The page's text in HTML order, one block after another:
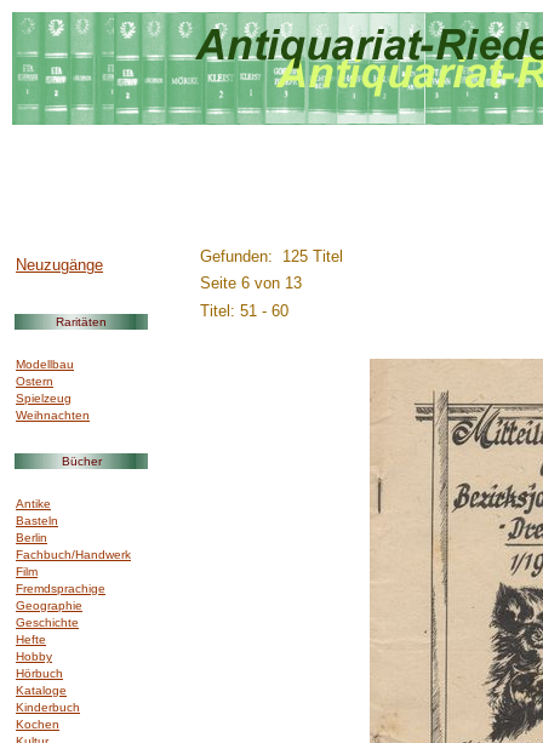
Neuzugänge
Raritäten
Modellbau
Ostern
Spielzeug
Weihnachten
Bücher
Antike
Basteln
Berlin
Fachbuch/Handwerk
Film
Fremdsprachige
Geographie
Geschichte
Hefte
Hobby
Hörbuch
Kataloge
Kinderbuch
Kochen
Gefunden: 125 Titel
Seite 6 von 13
Titel: 51 - 60